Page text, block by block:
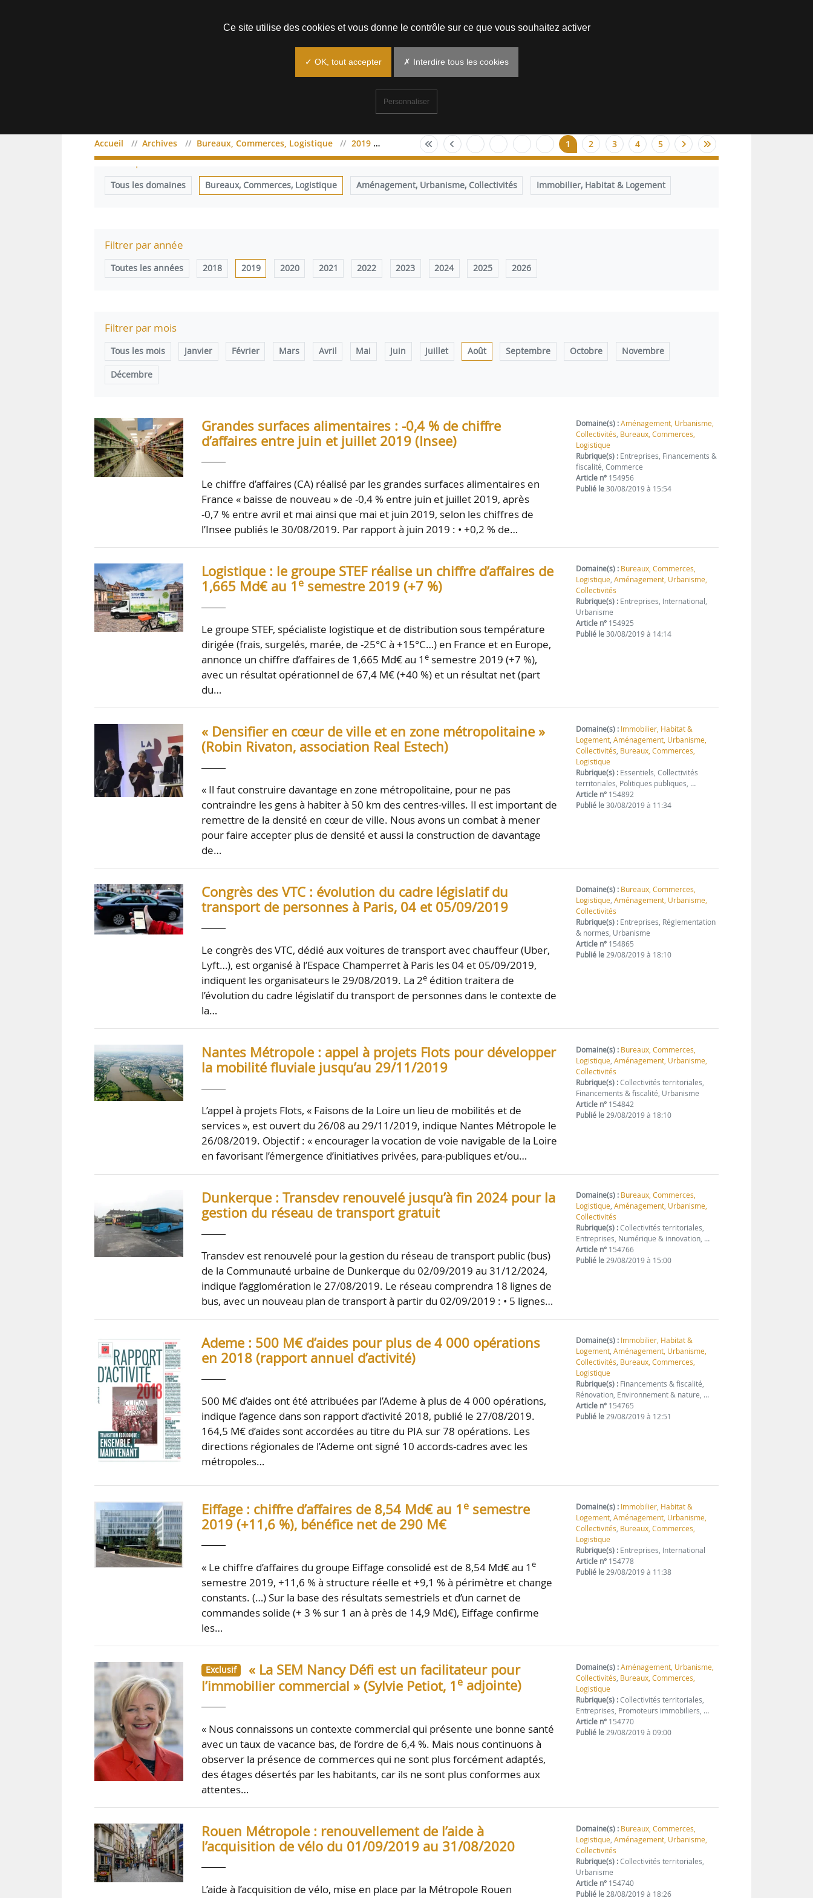
Accueil Archives Bureaux, Commerces, Logistique 2019 1 2 3 4 5
Filtrer par domaine
Tous les domaines Bureaux, Commerces, Logistique Aménagement, Urbanisme, Collectivités Immobilier, Habitat & Logement
Filtrer par année
Toutes les années 2018 2019 2020 2021 2022 2023 2024 2025 2026
Filtrer par mois
Tous les mois Janvier Février Mars Avril Mai Juin Juillet Août Septembre Octobre Novembre
Décembre
Grandes surfaces alimentaires : -0,4 % de chiffre
d’affaires entre juin et juillet 2019 (Insee)
Le chiffre d’affaires (CA) réalisé par les grandes surfaces alimentaires en
France « baisse de nouveau » de -0,4 % entre juin et juillet 2019, après
-0,7 % entre avril et mai ainsi que mai et juin 2019, selon les chiffres de
l’Insee publiés le 30/08/2019. Par rapport à juin 2019 : • +0,2 % de…
Domaine(s) : Aménagement, Urbanisme,
Collectivités, Bureaux, Commerces,
Logistique
Rubrique(s) : Entreprises, Financements &
fiscalité, Commerce
Article n° 154956
Publié le30/08/2019 à 15:54
Logistique : le groupe STEF réalise un chiffre d’affaires de
1,665 Md€ au 1 e semestre 2019 (+7 %)
Le groupe STEF, spécialiste logistique et de distribution sous température
dirigée (frais, surgelés, marée, de -25°C à +15°C…) en France et en Europe,
annonce un chiffre d’affaires de 1,665 Md€ au 1e semestre 2019 (+7 %),
avec un résultat opérationnel de 67,4 M€ (+40 %) et un résultat net (part
du…
Domaine(s) : Bureaux, Commerces,
Logistique,Aménagement, Urbanisme,
Collectivités
Rubrique(s) : Entreprises, International,
Urbanisme
Article n° 154925
Publié le30/08/2019 à 14:14
« Densifier en cœur de ville et en zone métropolitaine »
(Robin Rivaton, association Real Estech)
« Il faut construire davantage en zone métropolitaine, pour ne pas
contraindre les gens à habiter à 50 km des centres-villes. Il est important de
remettre de la densité en cœur de ville. Nous avons un combat à mener
pour faire accepter plus de densité et aussi la construction de davantage
de…
Domaine(s) : Immobilier, Habitat &
Logement,Aménagement, Urbanisme,
Collectivités, Bureaux, Commerces,
Logistique
Rubrique(s) : Essentiels, Collectivités
territoriales, Politiques publiques, …
Article n° 154892
Publié le30/08/2019 à 11:34
Congrès des VTC : évolution du cadre législatif du
transport de personnes à Paris, 04 et 05/09/2019
Le congrès des VTC, dédié aux voitures de transport avec chauffeur (Uber,
Lyft…), est organisé à l’Espace Champerret à Paris les 04 et 05/09/2019,
indiquent les organisateurs le 29/08/2019. La 2e édition traitera de
l’évolution du cadre législatif du transport de personnes dans le contexte de
la…
Domaine(s) : Bureaux, Commerces,
Logistique,Aménagement, Urbanisme,
Collectivités
Rubrique(s) : Entreprises, Réglementation
& normes, Urbanisme
Article n° 154865
Publié le29/08/2019 à 18:10
Nantes Métropole : appel à projets Flots pour développer
la mobilité fluviale jusqu’au 29/11/2019
L’appel à projets Flots, « Faisons de la Loire un lieu de mobilités et de
services », est ouvert du 26/08 au 29/11/2019, indique Nantes Métropole le
26/08/2019. Objectif : « encourager la vocation de voie navigable de la Loire
en favorisant l’émergence d’initiatives privées, para-publiques et/ou…
Domaine(s) : Bureaux, Commerces,
Logistique,Aménagement, Urbanisme,
Collectivités
Rubrique(s) :Collectivités territoriales,
Financements & fiscalité, Urbanisme
Article n° 154842
Publié le29/08/2019 à 18:10
Dunkerque : Transdev renouvelé jusqu’à fin 2024 pour la
gestion du réseau de transport gratuit
Transdev est renouvelé pour la gestion du réseau de transport public (bus)
de la Communauté urbaine de Dunkerque du 02/09/2019 au 31/12/2024,
indique l’agglomération le 27/08/2019. Le réseau comprendra 18 lignes de
bus, avec un nouveau plan de transport à partir du 02/09/2019 : • 5 lignes…
Domaine(s) : Bureaux, Commerces,
Logistique,Aménagement, Urbanisme,
Collectivités
Rubrique(s) :Collectivités territoriales,
Entreprises, Numérique & innovation, …
Article n° 154766
Publié le29/08/2019 à 15:00
Ademe : 500 M€ d’aides pour plus de 4 000 opérations
en 2018 (rapport annuel d’activité)
500 M€ d’aides ont été attribuées par l’Ademe à plus de 4 000 opérations,
indique l’agence dans son rapport d’activité 2018, publié le 27/08/2019.
164,5 M€ d’aides sont accordées au titre du PIA sur 78 opérations. Les
directions régionales de l’Ademe ont signé 10 accords-cadres avec les
métropoles…
Domaine(s) : Immobilier, Habitat &
Logement,Aménagement, Urbanisme,
Collectivités, Bureaux, Commerces,
Logistique
Rubrique(s) : Financements & fiscalité,
Rénovation, Environnement & nature, …
Article n° 154765
Publié le29/08/2019 à 12:51
Eiffage : chiffre d’affaires de 8,54 Md€ au 1 e semestre
2019 (+11,6 %), bénéfice net de 290 M€
« Le chiffre d’affaires du groupe Eiffage consolidé est de 8,54 Md€ au 1e
semestre 2019, +11,6 % à structure réelle et +9,1 % à périmètre et change
constants. (…) Sur la base des résultats semestriels et d’un carnet de
commandes solide (+ 3 % sur 1 an à près de 14,9 Md€), Eiffage confirme
les…
Domaine(s) : Immobilier, Habitat &
Logement,Aménagement, Urbanisme,
Collectivités, Bureaux, Commerces,
Logistique
Rubrique(s) : Entreprises, International
Article n° 154778
Publié le29/08/2019 à 11:38
Exclusif
« La SEM Nancy Défi est un facilitateur pour
l’immobilier commercial » (Sylvie Petiot, 1 e adjointe)
« Nous connaissons un contexte commercial qui présente une bonne santé
avec un taux de vacance bas, de l’ordre de 6,4 %. Mais nous continuons à
observer la présence de commerces qui ne sont plus forcément adaptés,
des étages désertés par les habitants, car ils ne sont plus conformes aux
attentes…
Domaine(s) : Aménagement, Urbanisme,
Collectivités, Bureaux, Commerces,
Logistique
Rubrique(s) :Collectivités territoriales,
Entreprises, Promoteurs immobiliers, …
Article n° 154770
Publié le29/08/2019 à 09:00
Rouen Métropole : renouvellement de l’aide à
l’acquisition de vélo du 01/09/2019 au 31/08/2020
L’aide à l’acquisition de vélo, mise en place par la Métropole Rouen
Domaine(s) : Bureaux, Commerces,
Logistique,Aménagement, Urbanisme,
Collectivités
Rubrique(s) :Collectivités territoriales,
Urbanisme
Article n° 154740
Publié le28/08/2019 à 18:26
Ce site utilise des cookies et vous donne le contrôle sur ce que vous souhaitez activer
✓ OK, tout accepter ✗ Interdire tous les cookies
Personnaliser